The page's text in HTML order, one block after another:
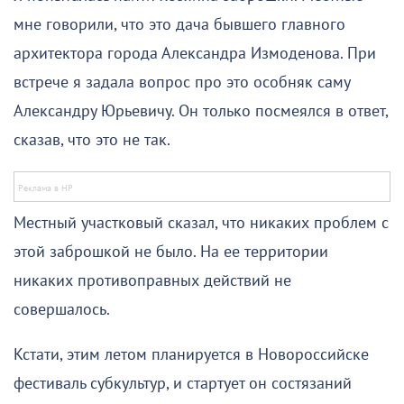
мне говорили, что это дача бывшего главного
архитектора города Александра Измоденова. При
встрече я задала вопрос про это особняк саму
Александру Юрьевичу. Он только посмеялся в ответ,
сказав, что это не так.
Местный участковый сказал, что никаких проблем с
этой заброшкой не было. На ее территории
никаких противоправных действий не
совершалось.
Кстати, этим летом планируется в Новороссийске
фестиваль субкультур, и стартует он состязаний